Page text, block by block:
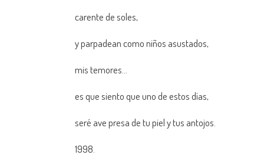
carente de soles,
y parpadean como niños asustados,
mis temores…
es que siento que uno de estos días,
seré ave presa de tu piel y tus antojos.
1998.